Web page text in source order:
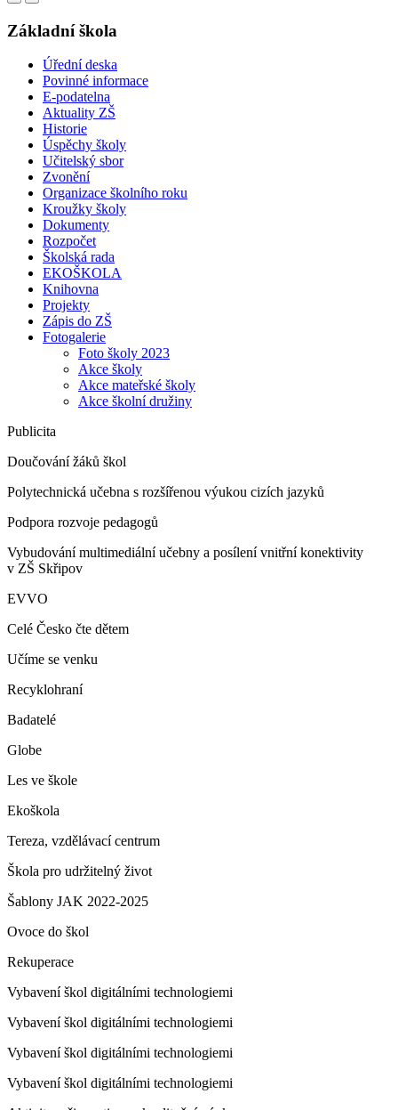
Základní škola
Úřední deska
Povinné informace
E-podatelna
Aktuality ZŠ
Historie
Úspěchy školy
Učitelský sbor
Zvonění
Organizace školního roku
Kroužky školy
Dokumenty
Rozpočet
Školská rada
EKOŠKOLA
Knihovna
Projekty
Zápis do ZŠ
Fotogalerie
Foto školy 2023
Akce školy
Akce mateřské školy
Akce školní družiny
Publicita
Doučování žáků škol
Polytechnická učebna s rozšířenou výukou cizích jazyků
Podpora rozvoje pedagogů
Vybudování multimediální učebny a posílení vnitřní konektivity
v ZŠ Skřipov
EVVO
Celé Česko čte dětem
Učíme se venku
Recyklohraní
Badatelé
Globe
Les ve škole
Ekoškola
Tereza, vzdělávací centrum
Škola pro udržitelný život
Šablony JAK 2022-2025
Ovoce do škol
Rekuperace
Vybavení škol digitálními technologiemi
Vybavení škol digitálními technologiemi
Vybavení škol digitálními technologiemi
Vybavení škol digitálními technologiemi